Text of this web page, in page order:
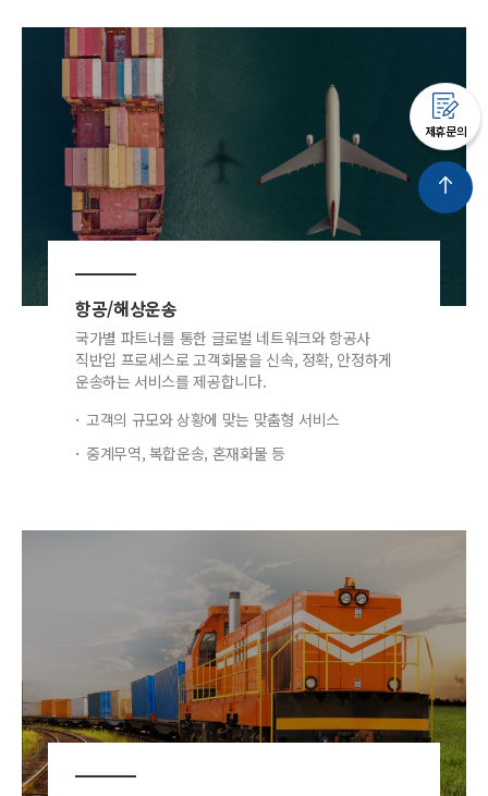
제휴문의
항공/해상운송
국가별 파트너를 통한 글로벌 네트워크와 항공사
직반입 프로세스로 고객화물을 신속, 정확, 안정하게
운송하는 서비스를 제공합니다.
고객의 규모와 상황에 맞는 맞춤형 서비스
중계무역, 복합운송, 혼재화물 등